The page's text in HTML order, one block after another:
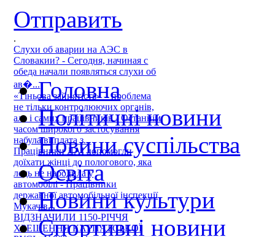
Отправить
.
Слухи об аварии на АЭС в
Словакии? - Сегодня, начиная с
обеда начали появляться слухи об
ав�...
«Тіньова зайнятість» – проблема
не тільки контролюючих органів,
але і самих працівників - Останнім
часом широкого застосування
набула виплата з...
Працівники ДАІ допомогли
доїхати жінці до пологового, яка
ледь не народила у
автомобілі - Працівники
державної автомобільної інспекції
Мукачів...
ВІДЗНАЧИЛИ 1150-РІЧЧЯ
ХРЕЩЕННЯ КАРПАТСЬКОЇ
Головна
Політичні новини
Новини суспільства
Освіта
Новини культури
Спортивні новини